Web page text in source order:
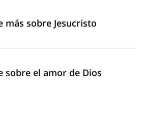
más sobre Jesucristo
sobre el amor de Dios